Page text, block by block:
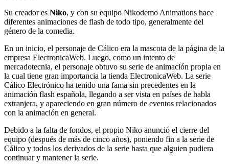
Su creador es Niko, y con su equipo Nikodemo Animations hace
diferentes animaciones de flash de todo tipo, generalmente del
género de la comedia.
En un inicio, el personaje de Cálico era la mascota de la página de la
empresa ElectronicaWeb. Luego, como un intento de
mercadotecnia, el personaje obtuvo su serie de animación propia en
la cual tiene gran importancia la tienda ElectronicaWeb. La serie
Cálico Electrónico ha tenido una fama sin precedentes en la
animación flash española, llegando a ser vista en países de habla
extranjera, y apareciendo en gran número de eventos relacionados
con la animación en general.
Debido a la falta de fondos, el propio Niko anunció el cierre del
equipo (después de más de cinco años), poniendo fin a la serie de
Cálico y todos los derivados de la serie hasta que alguien pudiera
continuar y mantener la serie.